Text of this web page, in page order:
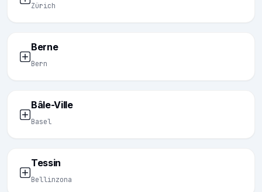
Zürich
Berne
Bern
Bâle-Ville
Basel
Tessin
Bellinzona